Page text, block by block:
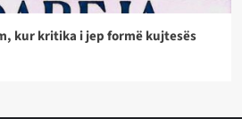
kur kritika i jep formë kujtesës